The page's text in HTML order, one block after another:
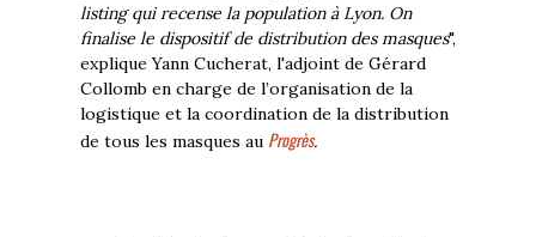
listing qui recense la population à Lyon. On
finalise le dispositif de distribution des masques",
explique Yann Cucherat, l'adjoint de Gérard
Collomb en charge de l’organisation de la
logistique et la coordination de la distribution
de tous les masques au Progrès.